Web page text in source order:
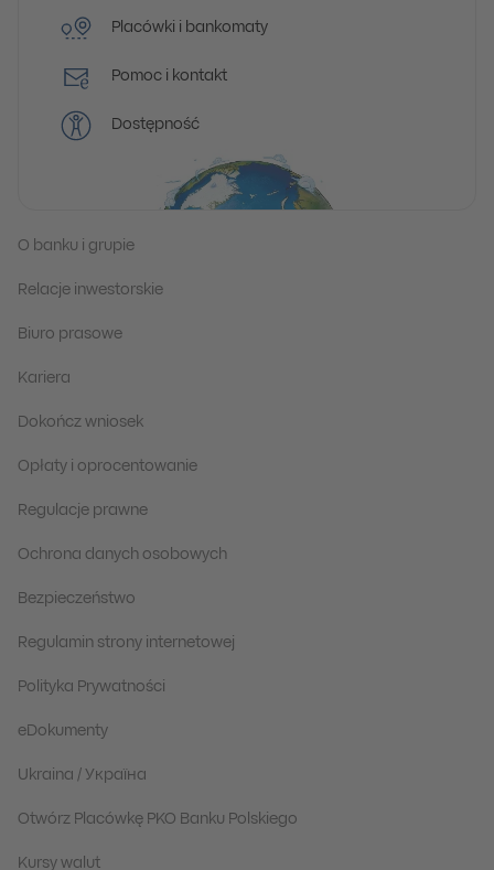
Placówki i bankomaty
Pomoc i kontakt
Dostępność
O banku i grupie
Relacje inwestorskie
Biuro prasowe
Kariera
Dokończ wniosek
Opłaty i oprocentowanie
Regulacje prawne
Ochrona danych osobowych
Bezpieczeństwo
Regulamin strony internetowej
Polityka Prywatności
eDokumenty
Ukraina / Україна
Otwórz Placówkę PKO Banku Polskiego
Kursy walut